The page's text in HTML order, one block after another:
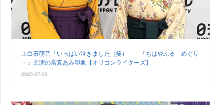
上白石萌音「いっぱい泣きました（笑）」 『ちはやふる－めぐり
－』主演の當真あみ印象【オリコンライターズ】
2025-07-06